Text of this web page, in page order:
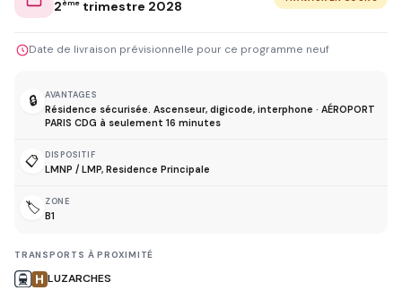
2ème trimestre 2028
Date de livraison prévisionnelle pour ce programme neuf
🔒 AVANTAGES
Résidence sécurisée. Ascenseur, digicode, interphone · AÉROPORT
PARIS CDG à seulement 16 minutes
📋 DISPOSITIF
LMNP / LMP, Residence Principale
🏷️ ZONE
B1
TRANSPORTS À PROXIMITÉ
LUZARCHES